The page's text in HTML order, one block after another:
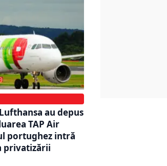
au depus
TAP Air
portughez intră
privatizării